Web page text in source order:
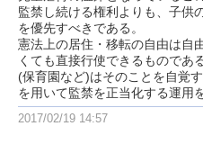
監禁し続ける権利よりも、子供
を優先すべきである。
憲法上の居住・移転の自由は自
くても直接行使できるものであ
(保育園など)はそのことを自覚
を用いて監禁を正当化する運用
2017/02/19 14:57